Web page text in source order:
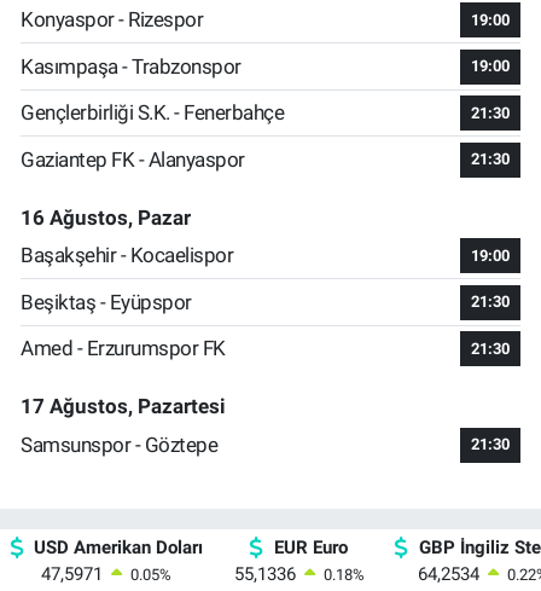
Konyaspor - Rizespor
19:00
Kasımpaşa - Trabzonspor 19:00
Gençlerbirliği S.K. - Fenerbahçe 21:30
Gaziantep FK - Alanyaspor 21:30
16 Ağustos, Pazar
Başakşehir - Kocaelispor
19:00
Beşiktaş - Eyüpspor 21:30
Amed - Erzurumspor FK 21:30
17 Ağustos, Pazartesi
Samsunspor - Göztepe
21:30
USD Amerikan Doları
47,5971
0.05%
EUR Euro
55,1336
0.18%
GBP İngiliz
64,2534
0.22